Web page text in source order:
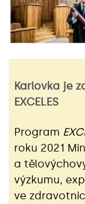
Karlovka je
EXCELES
Program
roku 2021
a
výzkumu,
ve